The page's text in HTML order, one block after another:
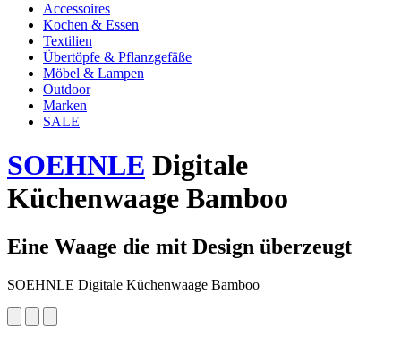
Accessoires
Kochen & Essen
Textilien
Übertöpfe & Pflanzgefäße
Möbel & Lampen
Outdoor
Marken
SALE
SOEHNLE Digitale
Küchenwaage Bamboo
Eine Waage die mit Design überzeugt
SOEHNLE Digitale Küchenwaage Bamboo